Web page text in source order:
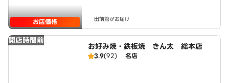
お店価格 出前館がお届け
開店時間前
お好み焼・鉄板焼 きん太 総本店
3.9(92) 名店